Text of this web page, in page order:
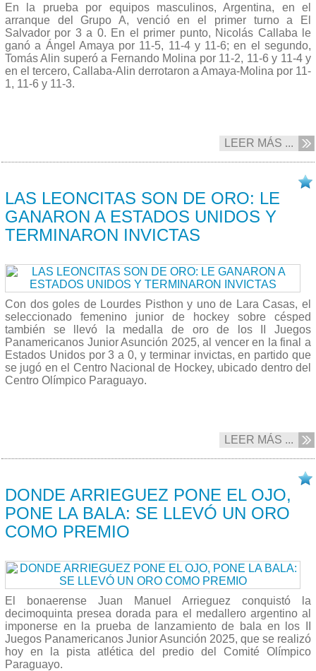
En la prueba por equipos masculinos, Argentina, en el
arranque del Grupo A, venció en el primer turno a El
Salvador por 3 a 0. En el primer punto, Nicolás Callaba le
ganó a Ángel Amaya por 11-5, 11-4 y 11-6; en el segundo,
Tomás Alin superó a Fernando Molina por 11-2, 11-6 y 11-4 y
en el tercero, Callaba-Alin derrotaron a Amaya-Molina por 11-
1, 11-6 y 11-3.
LEER MÁS ...
LAS LEONCITAS SON DE ORO: LE
GANARON A ESTADOS UNIDOS Y
TERMINARON INVICTAS
Con dos goles de Lourdes Pisthon y uno de Lara Casas, el
seleccionado femenino junior de hockey sobre césped
también se llevó la medalla de oro de los II Juegos
Panamericanos Junior Asunción 2025, al vencer en la final a
Estados Unidos por 3 a 0, y terminar invictas, en partido que
se jugó en el Centro Nacional de Hockey, ubicado dentro del
Centro Olímpico Paraguayo.
LEER MÁS ...
DONDE ARRIEGUEZ PONE EL OJO,
PONE LA BALA: SE LLEVÓ UN ORO
COMO PREMIO
El bonaerense Juan Manuel Arrieguez conquistó la
decimoquinta presea dorada para el medallero argentino al
imponerse en la prueba de lanzamiento de bala en los II
Juegos Panamericanos Junior Asunción 2025, que se realizó
hoy en la pista atlética del predio del Comité Olímpico
Paraguayo.